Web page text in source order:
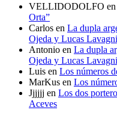
VELLIDODOLFO en
Orta”
Carlos en La dupla
Ojeda y Lucas
Antonio en La dupla
Ojeda y Lucas
Luis en Los números
MarKus en Los
Jjjjjj en Los dos
Aceves